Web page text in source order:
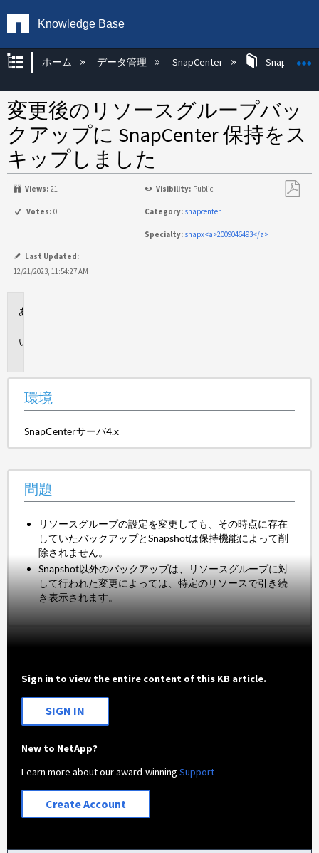
Knowledge Base
グローバル階層を展開/折りたたむ
ホーム データ管理 SnapCenter SnapCenter
変更後のリソースグループバッ
クアップに SnapCenter 保持をス
キップしました
Views: 21 Visibility: Public
Votes: 0 Category: snapcenter
Specialty: snapx<a>2009046493</a>
Last Updated:
12/21/2023, 11:54:27 AM
環境
SnapCenterサーバ4.x
問題
リソースグループの設定を変更しても、その時点に存在
していたバックアップとSnapshotは保持機能によって削
除されません。
Snapshot以外のバックアップは、リソースグループに対
して行われた変更によっては、特定のリソースで引き続
き表示されます。
Sign in to view the entire content of this KB article.
SIGN IN
New to NetApp?
Learn more about our award-winningSupport
Create Account